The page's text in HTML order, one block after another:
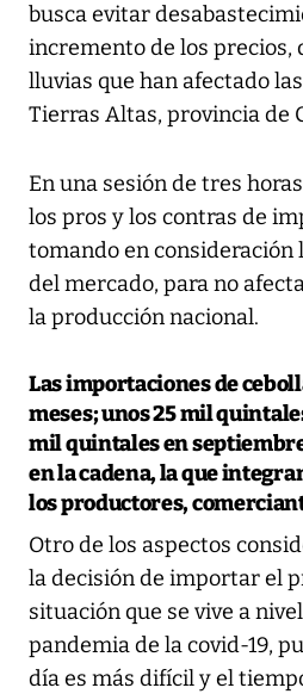
busca evitar
incremento de los precios,
lluvias que han afectado
Tierras Altas, provincia de
En una sesión de tres
los pros y los contras de
tomando en consideración
del mercado, para no
la producción nacional.
Las importaciones de
meses; unos 25 mil
mil quintales en
en la cadena, la que
los productores,
Otro de los aspectos
la decisión de importar el
situación que se vive a
pandemia de la covid-19,
día es más difícil y el